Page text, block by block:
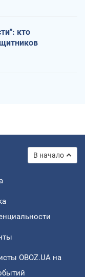
кто
В начало
OBOZ.UA на